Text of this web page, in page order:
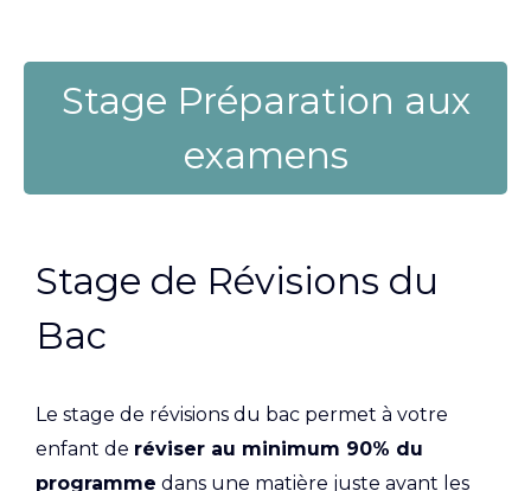
Stage Préparation aux
examens
Stage de Révisions du
Bac
Le stage de révisions du bac permet à votre
enfant de réviser au minimum 90% du
programme dans une matière juste avant les